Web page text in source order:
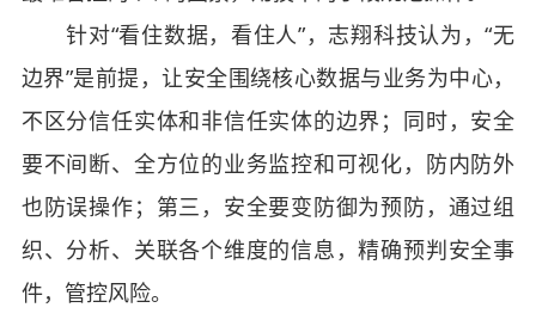
针对“看住数据，看住人”，志翔科技认为，“无
边界”是前提，让安全围绕核心数据与业务为中心，
不区分信任实体和非信任实体的边界；同时，安全
要不间断、全方位的业务监控和可视化，防内防外
也防误操作；第三，安全要变防御为预防，通过组
织、分析、关联各个维度的信息，精确预判安全事
件，管控风险。